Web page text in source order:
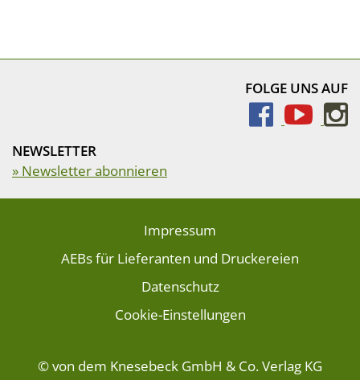
FOLGE UNS AUF
NEWSLETTER
» Newsletter abonnieren
Impressum
AEBs für Lieferanten und Druckereien
Datenschutz
Cookie-Einstellungen
© von dem Knesebeck GmbH & Co. Verlag KG